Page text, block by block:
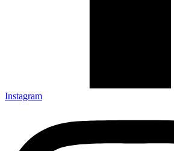
Instagram